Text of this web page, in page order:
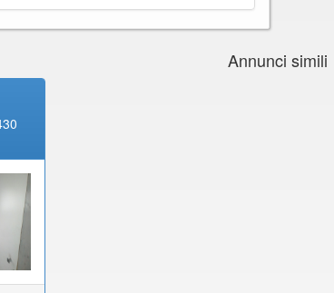
Annunci simili